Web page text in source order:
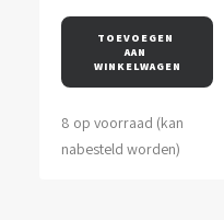
TOEVOEGEN
AAN
WINKELWAGEN
8 op voorraad (kan
nabesteld worden)